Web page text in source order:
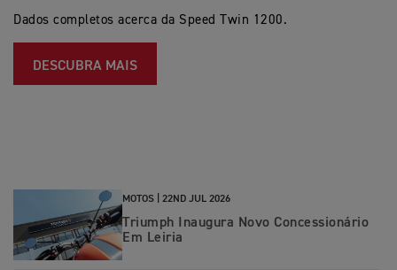
Dados completos acerca da Speed Twin 1200.
DESCUBRA MAIS
MOTOS | 22ND JUL 2026
Triumph Inaugura Novo Concessionário
Em Leiria